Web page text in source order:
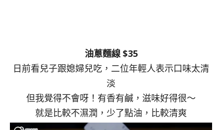
油蔥麵線 $35
日前看兒子跟媳婦兒吃，二位年輕人表示口味太清
淡
但我覺得不會呀！有香有鹹，滋味好得很～
就是比較不濕潤，少了點油，比較清爽